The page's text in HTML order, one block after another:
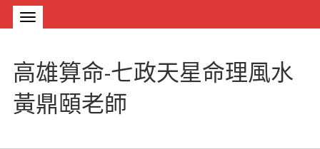
高雄算命-七政天星命理風水
黃鼎頤老師